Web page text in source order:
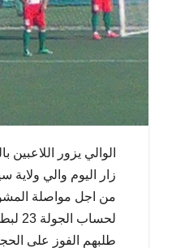
الوالي يزور
زار اليوم والي
من اجل مواصلة
لحساب الجولة 23 لبطولة القسم الثاني الممتاز بملعب 5 جويلية بدون جمهور
طلبهم الفوز على الحجوط مقابل